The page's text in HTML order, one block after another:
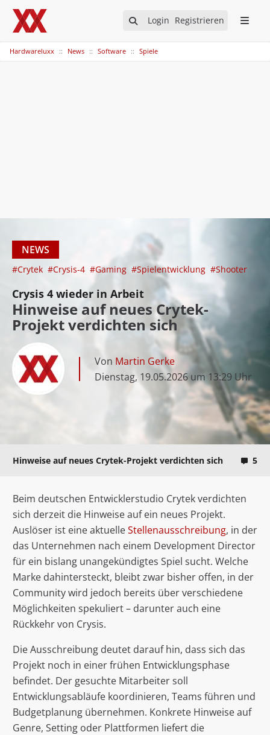
Login Registrieren
Hardwareluxx News Software Spiele
NEWS
#Crytek #Crysis-4 #Gaming #Spielentwicklung #Shooter
Crysis 4 wieder in Arbeit
Hinweise auf neues Crytek-
Projekt verdichten sich
Von Martin Gerke
Dienstag, 19.05.2026 um 13:29 Uhr
Hinweise auf neues Crytek-Projekt verdichten sich 5
Beim deutschen Entwicklerstudio Crytek verdichten
sich derzeit die Hinweise auf ein neues Projekt.
Auslöser ist eine aktuelleStellenausschreibung, in der
das Unternehmen nach einem Development Director
für ein bislang unangekündigtes Spiel sucht. Welche
Marke dahintersteckt, bleibt zwar bisher offen, in der
Community wird jedoch bereits über verschiedene
Möglichkeiten spekuliert – darunter auch eine
Rückkehr von Crysis.
Die Ausschreibung deutet darauf hin, dass sich das
Projekt noch in einer frühen Entwicklungsphase
befindet. Der gesuchte Mitarbeiter soll
Entwicklungsabläufe koordinieren, Teams führen und
Budgetplanung übernehmen. Konkrete Hinweise auf
Genre, Setting oder Plattformen liefert die